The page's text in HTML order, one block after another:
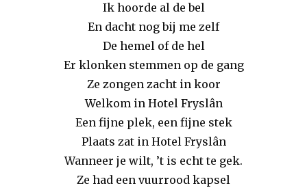
Ik hoorde al de bel
En dacht nog bij me zelf
De hemel of de hel
Er klonken stemmen op de gang
Ze zongen zacht in koor
Welkom in Hotel Fryslân
Een fijne plek, een fijne stek
Plaats zat in Hotel Fryslân
Wanneer je wilt, ’t is echt te gek.
Ze had een vuurrood kapsel